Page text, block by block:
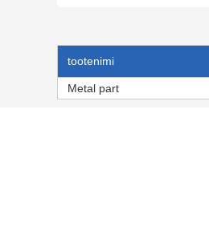
tootenimi
Metal part